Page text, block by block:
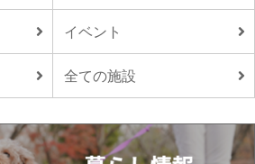
イベント
全ての施設